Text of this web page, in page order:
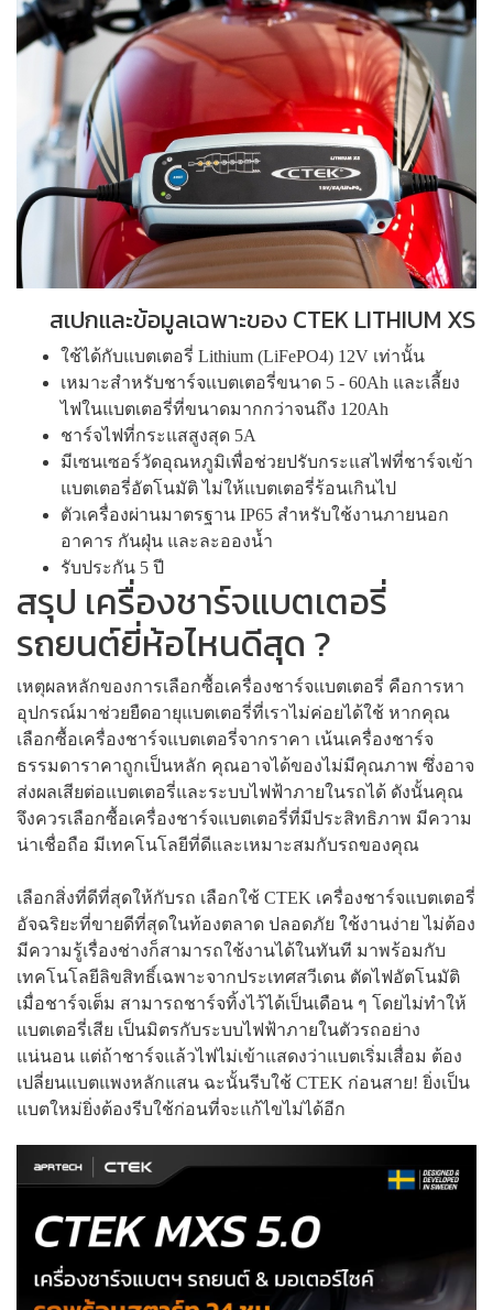
สเปกและข้อมูลเฉพาะของ CTEK LITHIUM XS
ใช้ได้กับแบตเตอรี่ Lithium (LiFePO4) 12V เท่านั้น
เหมาะสำหรับชาร์จแบตเตอรี่ขนาด 5 - 60Ah และเลี้ยง
ไฟในแบตเตอรี่ที่ขนาดมากกว่าจนถึง 120Ah
ชาร์จไฟที่กระแสสูงสุด 5A
มีเซนเซอร์วัดอุณหภูมิเพื่อช่วยปรับกระแสไฟที่ชาร์จเข้า
แบตเตอรี่อัตโนมัติ ไม่ให้แบตเตอรี่ร้อนเกินไป
ตัวเครื่องผ่านมาตรฐาน IP65 สำหรับใช้งานภายนอก
อาคาร กันฝุ่น และละอองน้ำ
รับประกัน 5 ปี
สรุป เครื่องชาร์จแบตเตอรี่
รถยนต์ยี่ห้อไหนดีสุด ?
เหตุผลหลักของการเลือกซื้อเครื่องชาร์จแบตเตอรี่ คือการหา
อุปกรณ์มาช่วยยืดอายุแบตเตอรี่ที่เราไม่ค่อยได้ใช้ หากคุณ
เลือกซื้อเครื่องชาร์จแบตเตอรี่จากราคา เน้นเครื่องชาร์จ
ธรรมดาราคาถูกเป็นหลัก คุณอาจได้ของไม่มีคุณภาพ ซึ่งอาจ
ส่งผลเสียต่อแบตเตอรี่และระบบไฟฟ้าภายในรถได้ ดังนั้นคุณ
จึงควรเลือกซื้อเครื่องชาร์จแบตเตอรี่ที่มีประสิทธิภาพ มีความ
น่าเชื่อถือ มีเทคโนโลยีที่ดีและเหมาะสมกับรถของคุณ
เลือกสิ่งที่ดีที่สุดให้กับรถ เลือกใช้ CTEK เครื่องชาร์จแบตเตอรี่
อัจฉริยะที่ขายดีที่สุดในท้องตลาด ปลอดภัย ใช้งานง่าย ไม่ต้อง
มีความรู้เรื่องช่างก็สามารถใช้งานได้ในทันที มาพร้อมกับ
เทคโนโลยีลิขสิทธิ์เฉพาะจากประเทศสวีเดน ตัดไฟอัตโนมัติ
เมื่อชาร์จเต็ม สามารถชาร์จทิ้งไว้ได้เป็นเดือน ๆ โดยไม่ทำให้
แบตเตอรี่เสีย เป็นมิตรกับระบบไฟฟ้าภายในตัวรถอย่าง
แน่นอน แต่ถ้าชาร์จแล้วไฟไม่เข้าแสดงว่าแบตเริ่มเสื่อม ต้อง
เปลี่ยนแบตแพงหลักแสน ฉะนั้นรีบใช้ CTEK ก่อนสาย! ยิ่งเป็น
แบตใหม่ยิ่งต้องรีบใช้ก่อนที่จะแก้ไขไม่ได้อีก